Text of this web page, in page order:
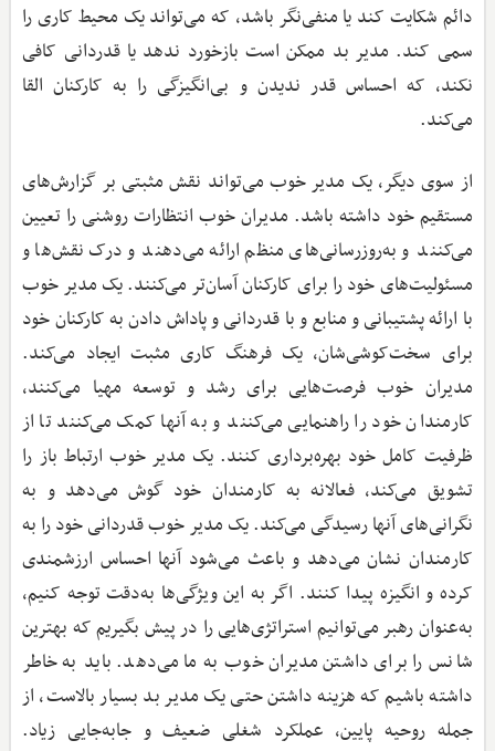
دائم شکایت کند یا منفی‌نگر باشد، که می‌تواند یک محیط کاری را
سمی کند. مدیر بد ممکن است بازخورد ندهد یا قدردانی کافی
نکند، که احساس قدر ندیدن و بی‌انگیزگی را به کارکنان القا
می‌کند.
از سوی دیگر، یک مدیر خوب می‌تواند نقش مثبتی بر گزارش‌های
مستقیم خود داشته باشد. مدیران خوب انتظارات روشنی را تعیین
می‌کنند و به‌روزرسانی‌های منظم ارائه می‌دهند و درک نقش‌ها و
مسئولیت‌های خود را برای کارکنان آسان‌تر می‌کنند. یک مدیر خوب
با ارائه پشتیبانی و منابع و با قدردانی و پاداش دادن به کارکنان خود
برای سخت‌کوشی‌شان، یک فرهنگ کاری مثبت ایجاد می‌کند.
مدیران خوب فرصت‌هایی برای رشد و توسعه مهیا می‌کنند،
کارمندان خود را راهنمایی می‌کنند و به آنها کمک می‌کنند تا از
ظرفیت کامل خود بهره‌برداری کنند. یک مدیر خوب ارتباط باز را
تشویق می‌کند، فعالانه به کارمندان خود گوش می‌دهد و به
نگرانی‌های آنها رسیدگی می‌کند. یک مدیر خوب قدردانی خود را به
کارمندان نشان می‌دهد و باعث می‌شود آنها احساس ارزشمندی
کرده و انگیزه پیدا کنند. اگر به این ویژگی‌ها به‌دقت توجه کنیم،
به‌عنوان رهبر می‌توانیم استراتژی‌هایی را در پیش بگیریم که بهترین
شانس را برای داشتن مدیران خوب به ما می‌دهد. باید به خاطر
داشته باشیم که هزینه داشتن حتی یک مدیر بد بسیار بالاست، از
جمله روحیه پایین، عملکرد شغلی ضعیف و جابه‌جایی زیاد.